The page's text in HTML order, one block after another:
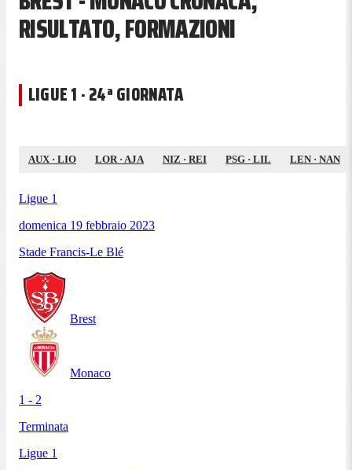
RISULTATO, FORMAZIONI
LIGUE 1 · 24ª GIORNATA
AUX · LIO LOR· AJA NIZ · REI PSG · LIL LEN · NAN
Ligue 1
domenica 19 febbraio 2023
Stade Francis-Le Blé
Brest
Monaco
1 - 2
Terminata
Ligue 1